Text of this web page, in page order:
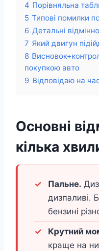
4 Порівняльна
5 Типові помилки
6 Детальні
7 Який двигун
8
покупкою авто
9 Відповідаю на
Основні
кілька
Пальне.
дизпаливі.
бензині
Крутний
краще на